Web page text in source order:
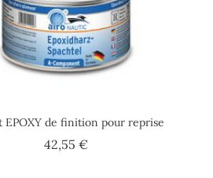
EPOXY de finition pour reprise
42,55 €Prezzo